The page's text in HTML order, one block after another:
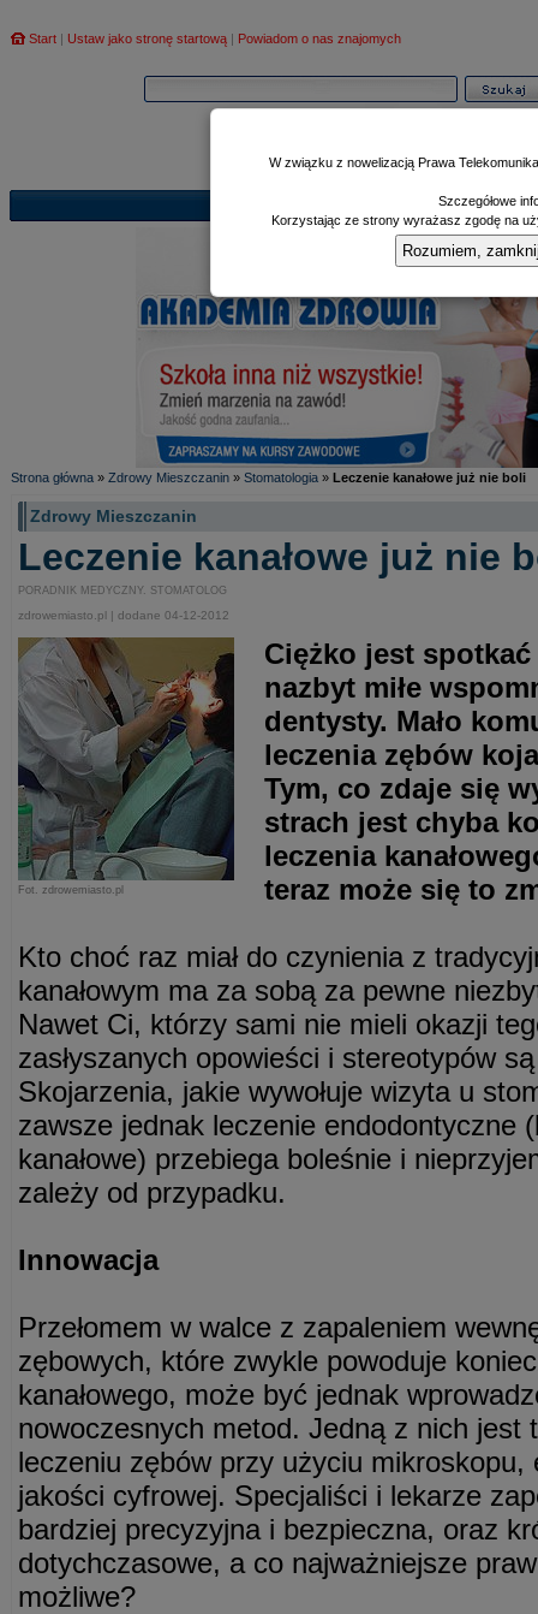
Start | Ustaw jako stronę startową | Powiadom o nas znajomych
Poczekalnia|
Strona główna » Zdrowy Mieszczanin » Stomatologia » Leczenie kanałowe już nie boli
Zdrowy Mieszczanin
Leczenie kanałowe już nie
PORADNIK MEDYCZNY. STOMATOLOG
zdrowemiasto.pl | dodane 04-12-2012
Fot. zdrowemiasto.pl
Ciężko jest
nazbyt miłe
dentysty. Mało
leczenia zębów
Tym, co zdaje się
strach jest chyba
leczenia
teraz może się to
Kto choć raz miał do czynienia z
kanałowym ma za sobą za pewne
Nawet Ci, którzy sami nie mieli okazji
zasłyszanych opowieści i stereotypów
Skojarzenia, jakie wywołuje wizyta u
zawsze jednak leczenie endodontyczne
kanałowe) przebiega boleśnie i
zależy od przypadku.
Innowacja
Przełomem w walce z zapaleniem
zębowych, które zwykle powoduje
kanałowego, może być jednak
nowoczesnych metod. Jedną z nich jest
leczeniu zębów przy użyciu
jakości cyfrowej. Specjaliści i lekarze
bardziej precyzyjna i bezpieczna, oraz
dotychczasowe, a co najważniejsze
możliwe?
W związku z nowelizacją Prawa
Szczegółowe
Korzystając ze strony wyrażasz zgodę na
Rozumiem,